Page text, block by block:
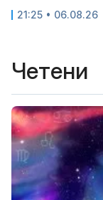
21:25 • 06.08.26
Четени